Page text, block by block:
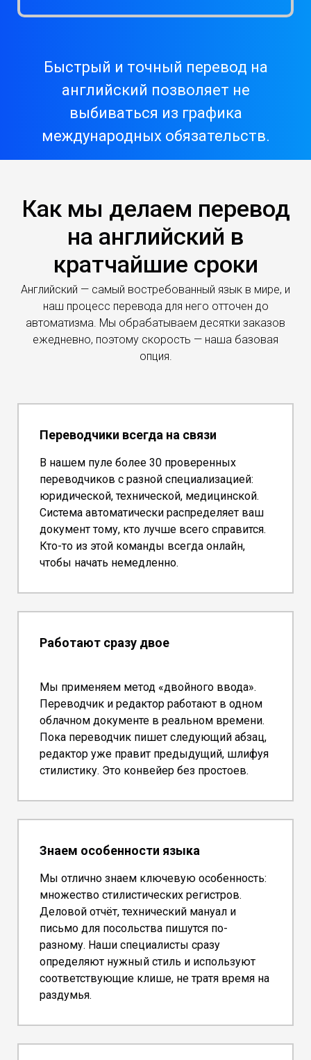
Быстрый и точный перевод на
английский позволяет не
выбиваться из графика
международных обязательств.
Как мы делаем перевод
на английский в
кратчайшие сроки
Английский — самый востребованный язык в мире, и
наш процесс перевода для него отточен до
автоматизма. Мы обрабатываем десятки заказов
ежедневно, поэтому скорость — наша базовая
опция.
Переводчики всегда на связи
В нашем пуле более 30 проверенных
переводчиков с разной специализацией:
юридической, технической, медицинской.
Система автоматически распределяет ваш
документ тому, кто лучше всего справится.
Кто-то из этой команды всегда онлайн,
чтобы начать немедленно.
Работают сразу двое
Мы применяем метод «двойного ввода».
Переводчик и редактор работают в одном
облачном документе в реальном времени.
Пока переводчик пишет следующий абзац,
редактор уже правит предыдущий, шлифуя
стилистику. Это конвейер без простоев.
Знаем особенности языка
Мы отлично знаем ключевую особенность:
множество стилистических регистров.
Деловой отчёт, технический мануал и
письмо для посольства пишутся по-
разному. Наши специалисты сразу
определяют нужный стиль и используют
соответствующие клише, не тратя время на
раздумья.